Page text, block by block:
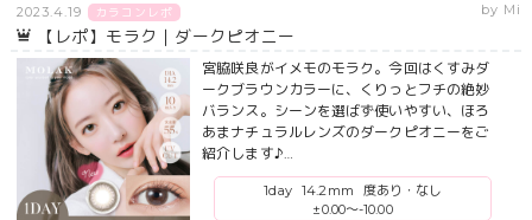
2023.4.19 カラコンレポ by Mi
【レポ】モラク｜ダークピオニー
宮脇咲良がイメモのモラク。今回はくすみダ
ークブラウンカラーに、くりっとフチの絶妙
バランス。シーンを選ばず使いやすい、ほろ
あまナチュラルレンズのダークピオニーをご
紹介します♪…
1day 14.2mm
度あり・なし
±0.00～-10.00